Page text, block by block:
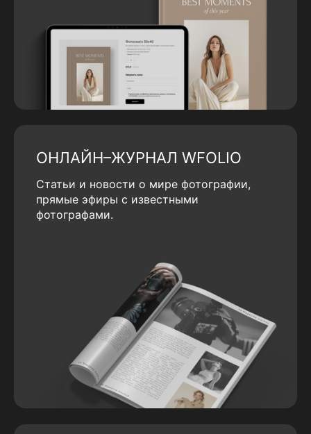
ОНЛАЙН–ЖУРНАЛ WFOLIO
Статьи и новости о мире фотографии,
прямые эфиры с известными
фотографами.